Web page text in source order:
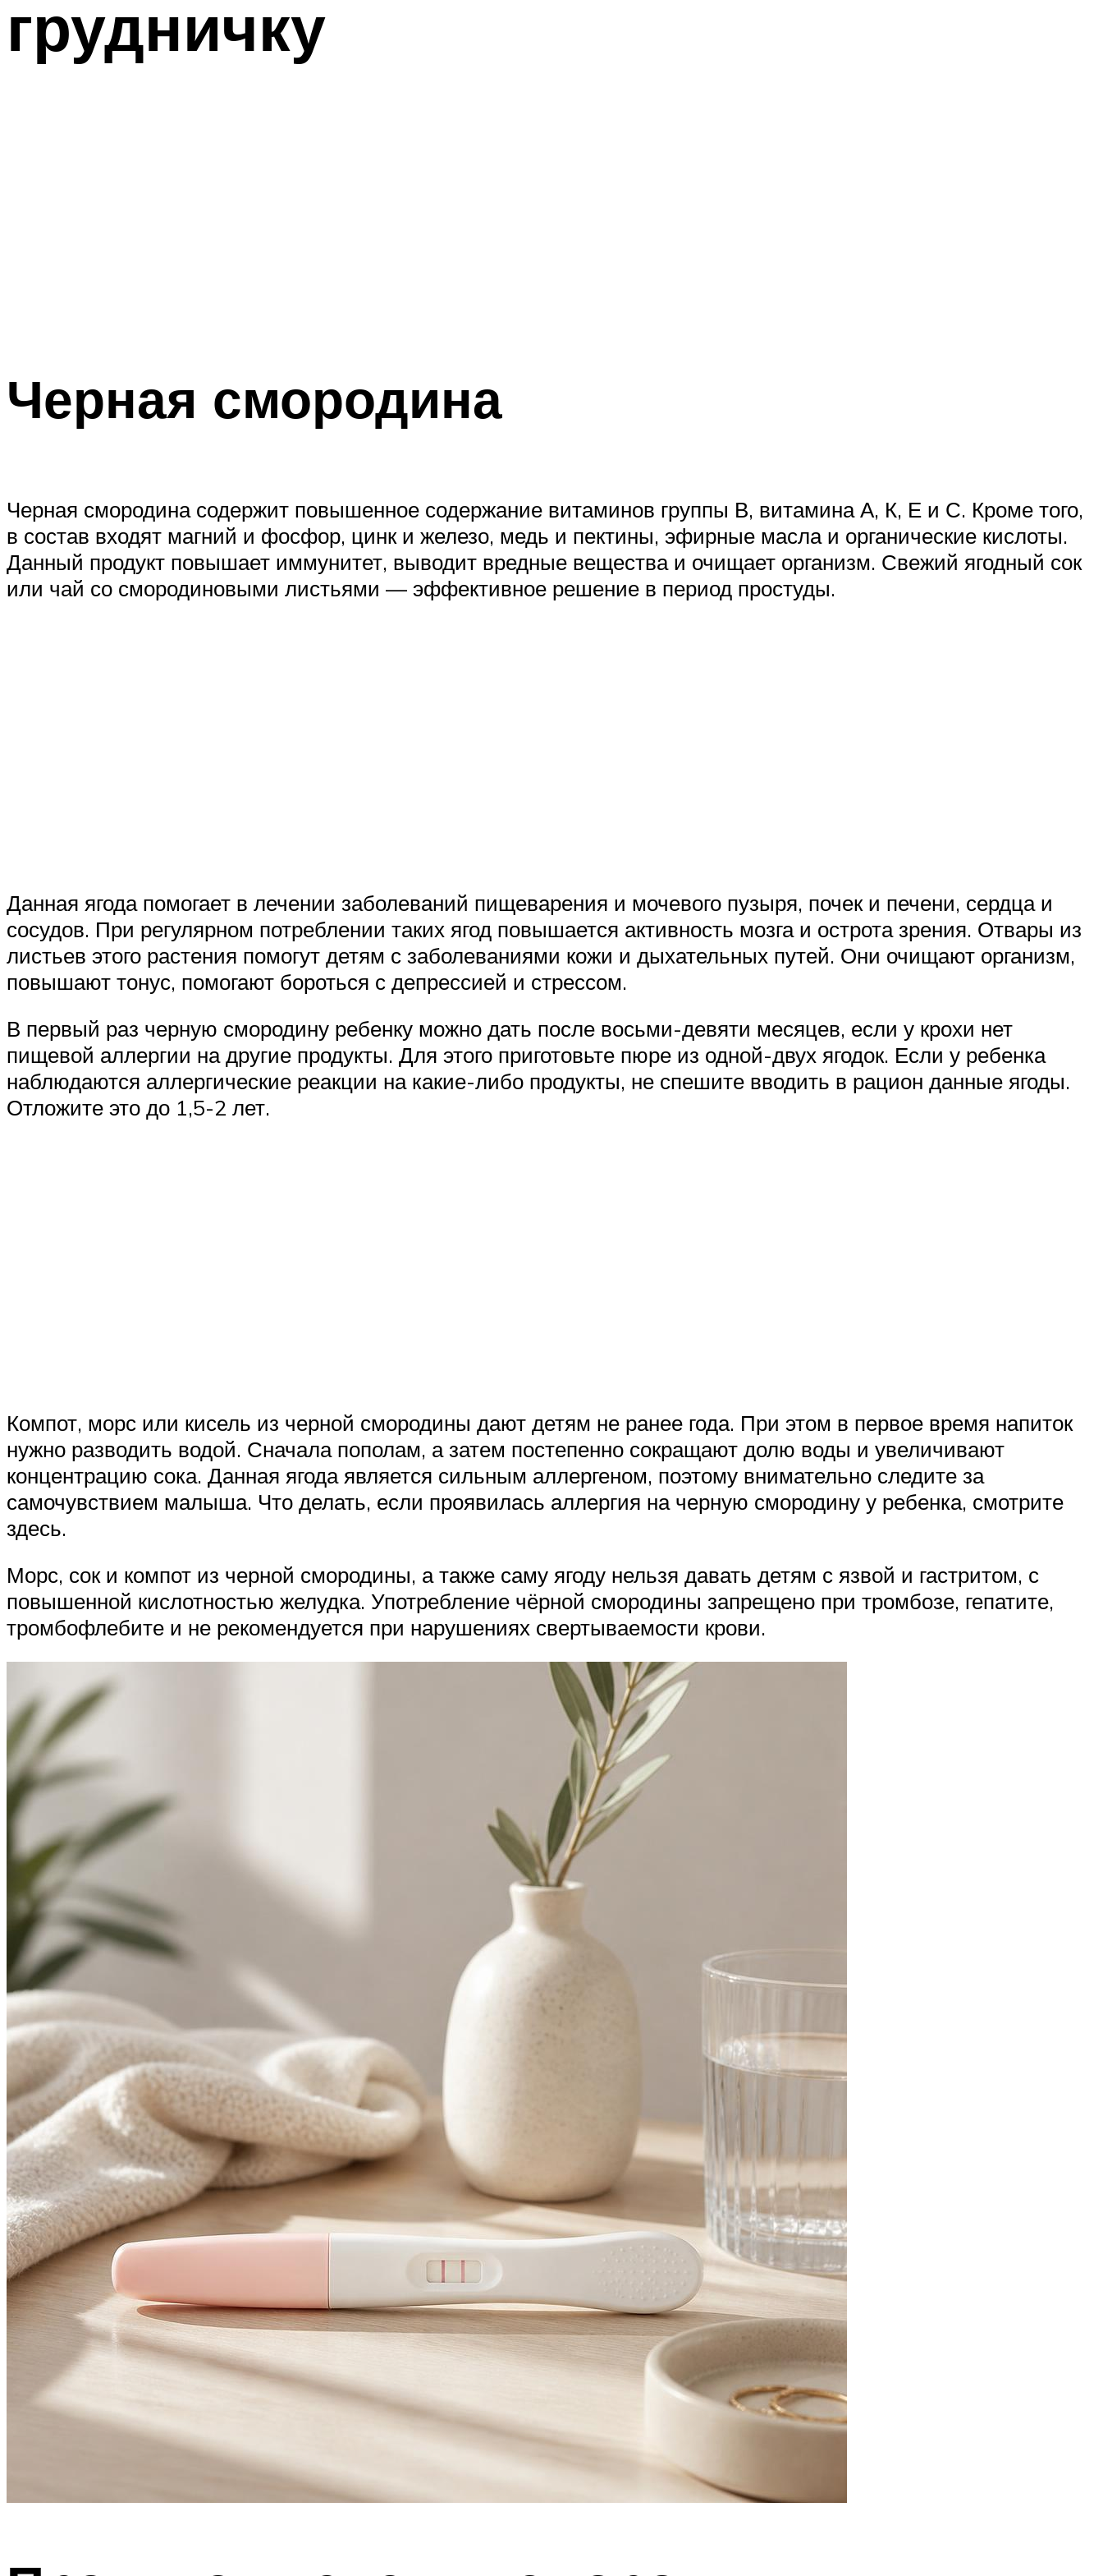
грудничку
Черная смородина
Черная смородина содержит повышенное содержание витаминов группы В, витамина А, К, Е и С. Кроме того,
в состав входят магний и фосфор, цинк и железо, медь и пектины, эфирные масла и органические кислоты.
Данный продукт повышает иммунитет, выводит вредные вещества и очищает организм. Свежий ягодный сок
или чай со смородиновыми листьями — эффективное решение в период простуды.
Данная ягода помогает в лечении заболеваний пищеварения и мочевого пузыря, почек и печени, сердца и
сосудов. При регулярном потреблении таких ягод повышается активность мозга и острота зрения. Отвары из
листьев этого растения помогут детям с заболеваниями кожи и дыхательных путей. Они очищают организм,
повышают тонус, помогают бороться с депрессией и стрессом.
В первый раз черную смородину ребенку можно дать после восьми-девяти месяцев, если у крохи нет
пищевой аллергии на другие продукты. Для этого приготовьте пюре из одной-двух ягодок. Если у ребенка
наблюдаются аллергические реакции на какие-либо продукты, не спешите вводить в рацион данные ягоды.
Отложите это до 1,5-2 лет.
Компот, морс или кисель из черной смородины дают детям не ранее года. При этом в первое время напиток
нужно разводить водой. Сначала пополам, а затем постепенно сокращают долю воды и увеличивают
концентрацию сока. Данная ягода является сильным аллергеном, поэтому внимательно следите за
самочувствием малыша. Что делать, если проявилась аллергия на черную смородину у ребенка, смотрите
здесь.
Морс, сок и компот из черной смородины, а также саму ягоду нельзя давать детям с язвой и гастритом, с
повышенной кислотностью желудка. Употребление чёрной смородины запрещено при тромбозе, гепатите,
тромбофлебите и не рекомендуется при нарушениях свертываемости крови.